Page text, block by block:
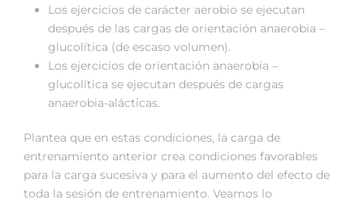
Los ejercicios de carácter aerobio se ejecutan
después de las cargas de orientación anaerobia –
glucolítica (de escaso volumen).
Los ejercicios de orientación anaerobia –
glucolítica se ejecutan después de cargas
anaerobia-alácticas.
Plantea que en estas condiciones, la carga de
entrenamiento anterior crea condiciones favorables
para la carga sucesiva y para el aumento del efecto de
toda la sesión de entrenamiento. Veamos lo